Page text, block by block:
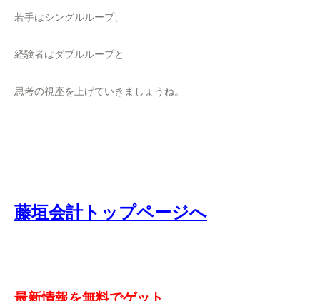
若手はシングルループ、
経験者はダブルループと
思考の視座を上げていきましょうね。
藤垣会計トップページへ
最新情報を無料でゲット